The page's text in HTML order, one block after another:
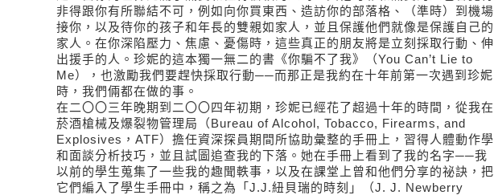
非得跟你有所聯結不可，例如向你買東西、造訪你的部落格、（準時）到機場
接你，以及待你的孩子和年長的雙親如家人，並且保護他們就像是保護自己的
家人。在你深陷壓力、焦慮、憂傷時，這些真正的朋友將是立刻採取行動、伸
出援手的人。珍妮的這本獨一無二的書《你騙不了我》（You Can’t Lie to
Me），也激勵我們要趕快採取行動──而那正是我約在十年前第一次遇到珍妮
時，我們倆都在做的事。
在二〇〇三年晚期到二〇〇四年初期，珍妮已經花了超過十年的時間，從我在
菸酒槍械及爆裂物管理局（Bureau of Alcohol, Tobacco, Firearms, and
Explosives，ATF）擔任資深探員期間所協助彙整的手冊上，習得人體動作學
和面談分析技巧，並且試圖追查我的下落。她在手冊上看到了我的名字──我
以前的學生蒐集了一些我的趣聞軼事，以及在課堂上曾和他們分享的祕訣，把
它們編入了學生手冊中，稱之為「J.J.紐貝瑞的時刻」（J. J. Newberry